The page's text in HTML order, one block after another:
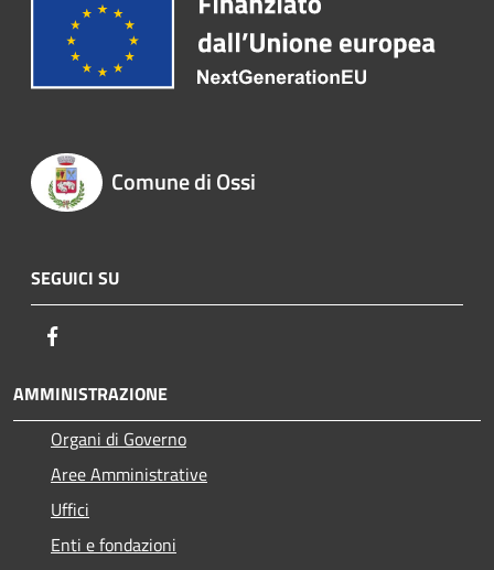
Comune di Ossi
SEGUICI SU
AMMINISTRAZIONE
Organi di Governo
Aree Amministrative
Uffici
Enti e fondazioni